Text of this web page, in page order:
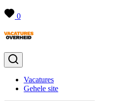
0
Vacatures
Gehele site